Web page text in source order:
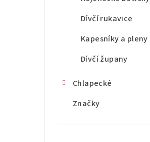
Dívčí rukavice
Kapesníky a pleny
Dívčí župany
Chlapecké
Značky